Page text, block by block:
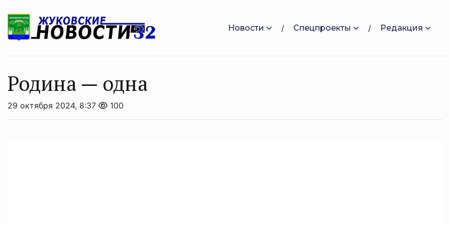
Новости Спецпроекты Редакция
Родина — одна
29 октября 2024, 8:37 100